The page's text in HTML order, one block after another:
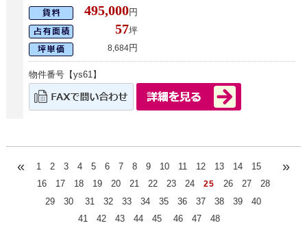
495,000円
57坪
8,684円
物件番号【ys61】
« 1 2 3 4 5 6 7 8 9 10 11 12 13 14
15
16
17 18 19 20 21 22 23 24 25 26 27
28
29
30 31 32 33 34 35 36 37 38 39
40
41
42 43 44 45 46 47 48
»